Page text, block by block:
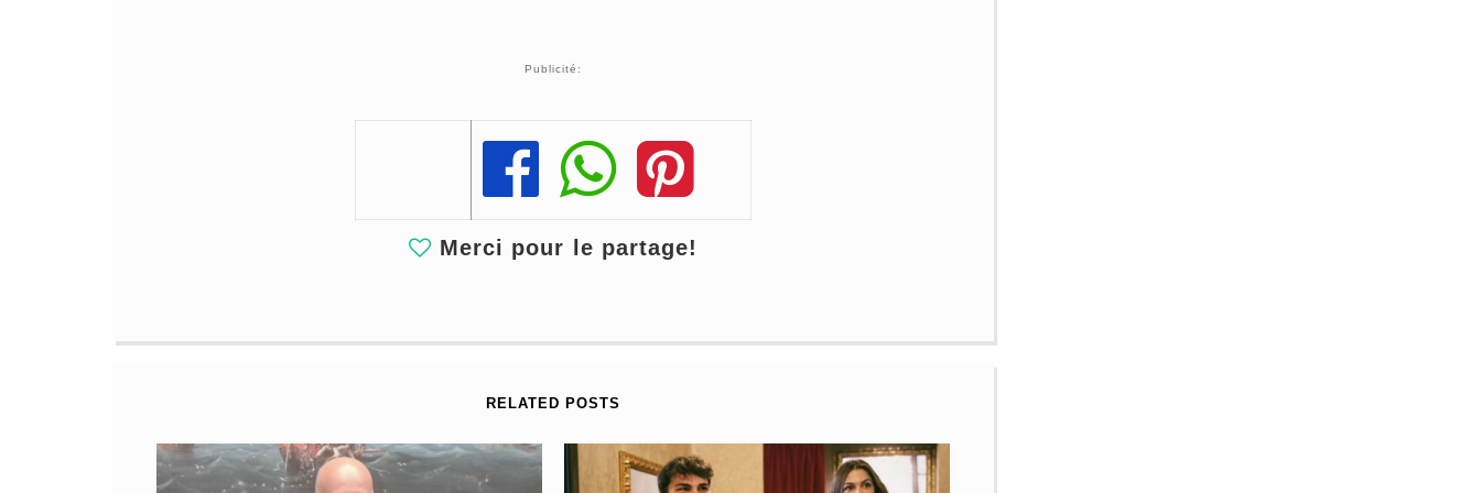
Publicité:
Share
Share
Share
Merci pour le partage!
RELATED POSTS